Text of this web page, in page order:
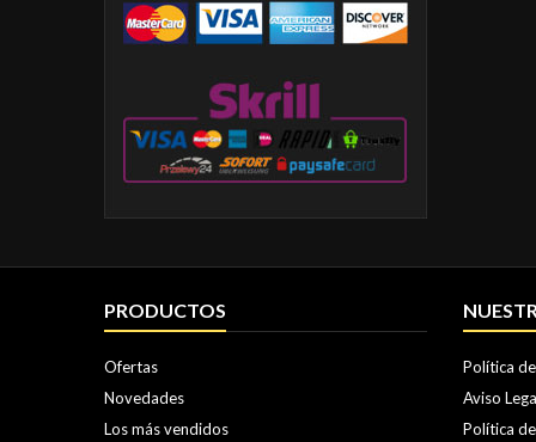
PRODUCTOS
Ofertas
Novedades
Los más vendidos
Política
Aviso
Política